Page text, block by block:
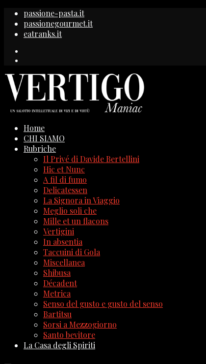
passione-pasta.it
passionegourmet.it
eatranks.it
Home
CHI SIAMO
Rubriche
Il Privé di Davide Bertellini
Hic et Nunc
A fil di fumo
Delicatessen
La Signora in Viaggio
Meglio soli che
Mille et un flacons
Vertigini
In absentia
Taccuini di Gola
Miscellanea
Shibusa
Décadent
Metrica
Senso del gusto e gusto del senso
Bartitsu
Sorsi a Mezzogiorno
Santo bevitore
La Casa degli Spiriti